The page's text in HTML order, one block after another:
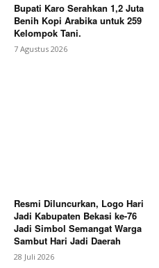
Bupati Karo Serahkan 1,2 Juta
Benih Kopi Arabika untuk 259
Kelompok Tani.
7 Agustus 2026
Resmi Diluncurkan, Logo Hari
Jadi Kabupaten Bekasi ke-76
Jadi Simbol Semangat Warga
Sambut Hari Jadi Daerah
28 Juli 2026